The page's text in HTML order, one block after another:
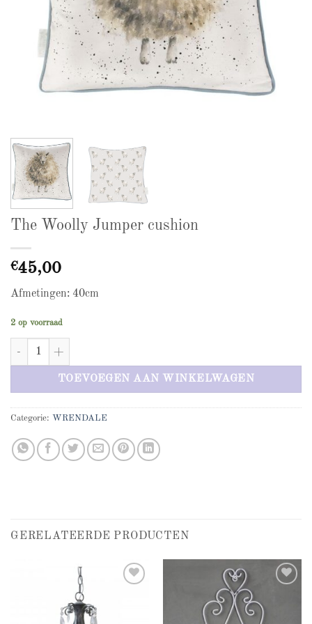
The Woolly Jumper cushion
€45,00
Afmetingen: 40cm
2 op voorraad
The Woolly Jumper cushion aantal
TOEVOEGEN AAN WINKELWAGEN
Categorie: WRENDALE
GERELATEERDE PRODUCTEN